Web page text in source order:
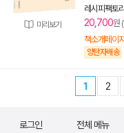
미리보기
레시피팩토리
20,700원
책소개페이
양탄자배송
1 2
로그인 전체 메뉴